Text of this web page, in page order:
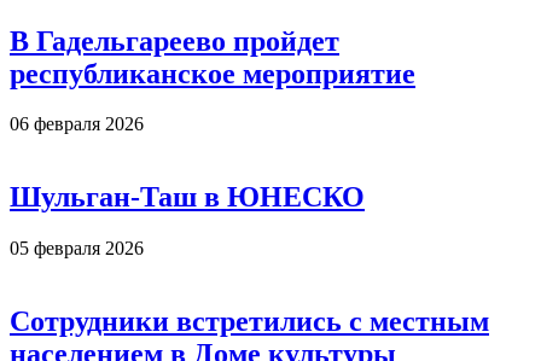
В Гадельгареево пройдет
республиканское мероприятие
06 февраля 2026
Шульган-Таш в ЮНЕСКО
05 февраля 2026
Сотрудники встретились с местным
населением в Доме культуры